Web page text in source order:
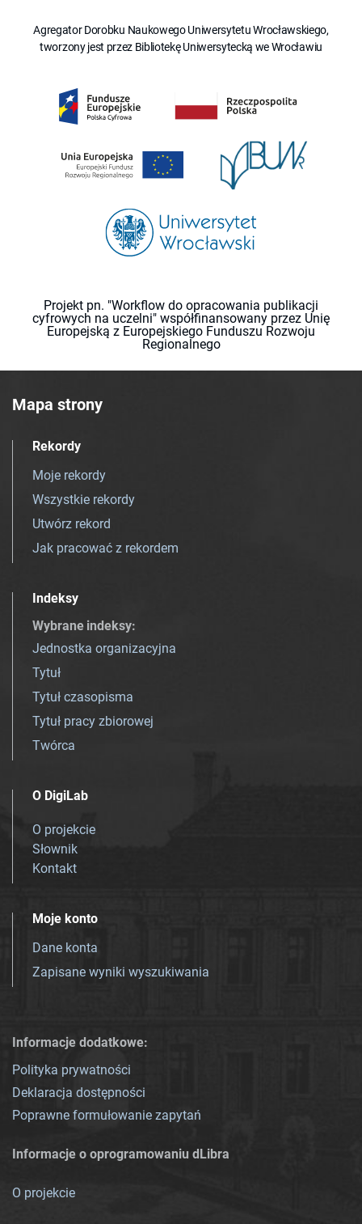
Agregator Dorobku Naukowego Uniwersytetu Wrocławskiego,
tworzony jest przez Bibliotekę Uniwersytecką we Wrocławiu
Projekt pn. "Workflow do opracowania publikacji
cyfrowych na uczelni" współfinansowany przez Unię
Europejską z Europejskiego Funduszu Rozwoju
Regionalnego
Mapa strony
Rekordy
Moje rekordy
Wszystkie rekordy
Utwórz rekord
Jak pracować z rekordem
Indeksy
Wybrane indeksy:
Jednostka organizacyjna
Tytuł
Tytuł czasopisma
Tytuł pracy zbiorowej
Twórca
O DigiLab
O projekcie
Słownik
Kontakt
Moje konto
Dane konta
Zapisane wyniki wyszukiwania
Informacje dodatkowe:
Polityka prywatności
Deklaracja dostępności
Poprawne formułowanie zapytań
Informacje o oprogramowaniu dLibra
O projekcie